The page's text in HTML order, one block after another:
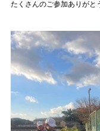
たくさんのご参加ありがと